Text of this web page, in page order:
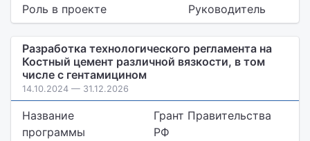
Роль в проекте Руководитель
Разработка технологического регламента на
Костный цемент различной вязкости, в том
числе с гентамицином
14.10.2024 — 31.12.2026
Название
программы
Грант Правительства
РФ